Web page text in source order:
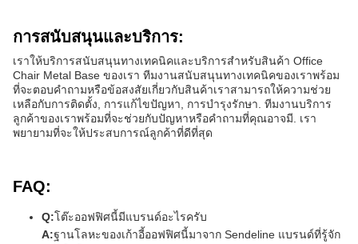
การสนับสนุนและบริการ:
เราให้บริการสนับสนุนทางเทคนิคและบริการสําหรับสินค้า Office
Chair Metal Base ของเรา ทีมงานสนับสนุนทางเทคนิคของเราพร้อม
ที่จะตอบคําถามหรือข้อสงสัยเกี่ยวกับสินค้าเราสามารถให้ความช่วย
เหลือกับการติดตั้ง, การแก้ไขปัญหา, การบํารุงรักษา. ทีมงานบริการ
ลูกค้าของเราพร้อมที่จะช่วยกับปัญหาหรือคําถามที่คุณอาจมี. เรา
พยายามที่จะให้ประสบการณ์ลูกค้าที่ดีที่สุด
FAQ:
Q:โต๊ะออฟฟิศนี้มีแบรนด์อะไรครับ
A:ฐานโลหะของเก้าอี้ออฟฟิศนี้มาจาก Sendeline แบรนด์ที่รู้จัก